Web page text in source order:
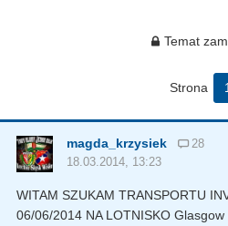
Temat
Strona 1
magda_krzysiek
28
18.03.2014, 13:23
WITAM SZUKAM TRANSPORTU
06/06/2014 NA LOTNISKO